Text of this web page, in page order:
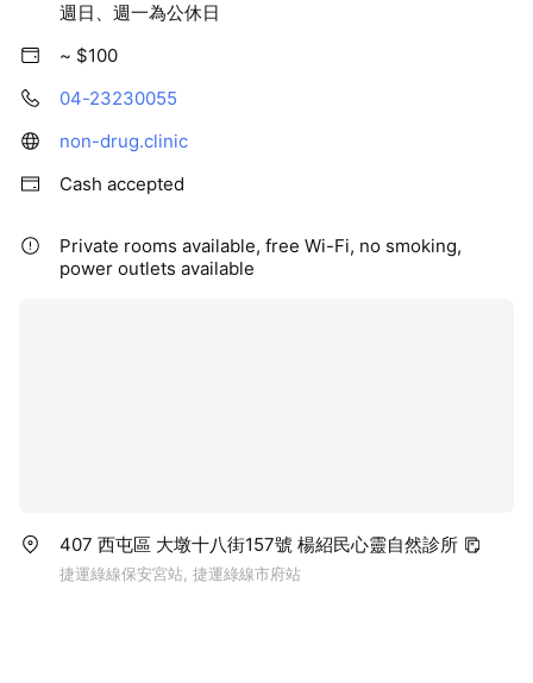
週日、週一為公休日
~ $100
04-23230055
non-drug.clinic
Cash accepted
Private rooms available, free Wi-Fi, no smoking,
power outlets available
407 西屯區 大墩十八街157號 楊紹民心靈自然診所
捷運綠線保安宮站, 捷運綠線市府站